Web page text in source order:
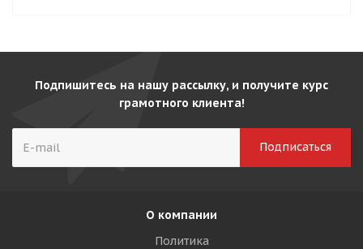
Подпишитесь на нашу рассылку, и получите курс
грамотного клиента!
О компании
Политика